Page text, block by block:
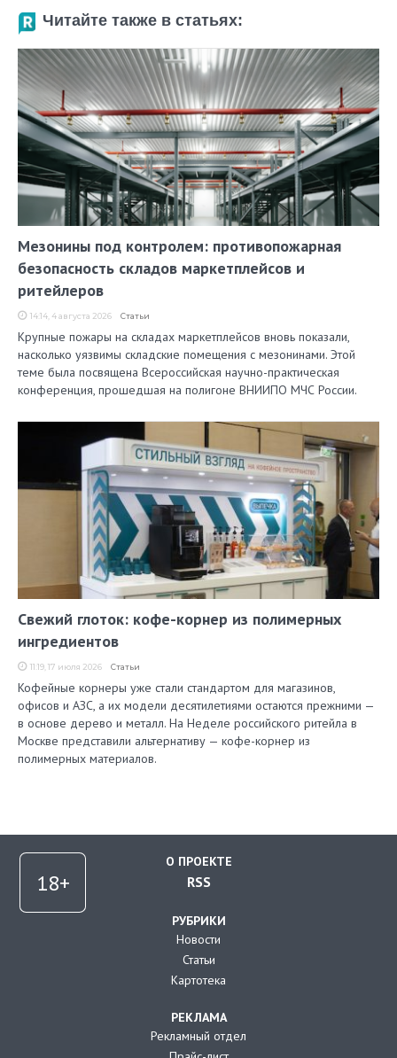
Читайте также в статьях:
Мезонины под контролем: противопожарная
безопасность складов маркетплейсов и
ритейлеров
14:14, 4 августа 2026 Статьи
Крупные пожары на складах маркетплейсов вновь показали,
насколько уязвимы складские помещения с мезонинами. Этой
теме была посвящена Всероссийская научно-практическая
конференция, прошедшая на полигоне ВНИИПО МЧС России.
Свежий глоток: кофе-корнер из полимерных
ингредиентов
11:19, 17 июля 2026 Статьи
Кофейные корнеры уже стали стандартом для магазинов,
офисов и АЗС, а их модели десятилетиями остаются прежними —
в основе дерево и металл. На Неделе российского ритейла в
Москве представили альтернативу — кофе-корнер из
полимерных материалов.
О ПРОЕКТЕ
RSS
РУБРИКИ
Новости
Статьи
Картотека
РЕКЛАМА
Рекламный отдел